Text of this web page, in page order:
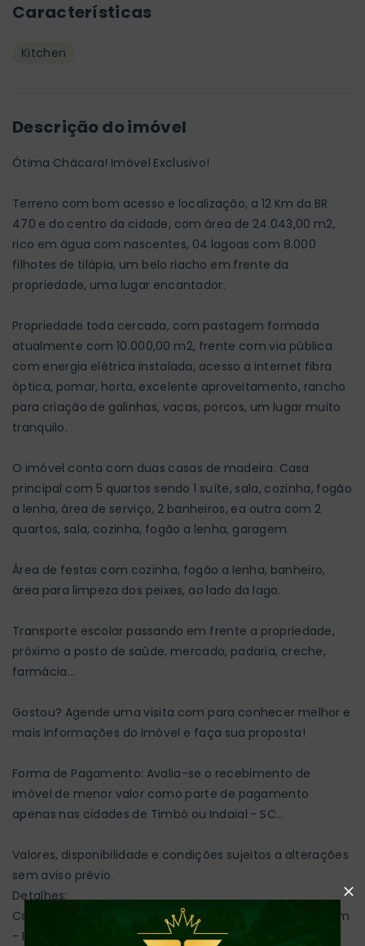
Características
Kitchen
Descrição do imóvel
Ótima Chácara! Imóvel Exclusivo!
Terreno com bom acesso e localização, a 12 Km da BR
470 e do centro da cidade, com área de 24.043,00 m2,
rico em água com nascentes, 04 lagoas com 8.000
filhotes de tilápia, um belo riacho em frente da
propriedade, uma lugar encantador.
Propriedade toda cercada, com pastagem formada
atualmente com 10.000,00 m2, frente com via pública
com energia elétrica instalada, acesso a internet fibra
óptica, pomar, horta, excelente aproveitamento, rancho
para criação de galinhas, vacas, porcos, um lugar muito
tranquilo.
O imóvel conta com duas casas de madeira. Casa
principal com 5 quartos sendo 1 suíte, sala, cozinha, fogão
a lenha, área de serviço, 2 banheiros, ea outra com 2
quartos, sala, cozinha, fogão a lenha, garagem.
Área de festas com cozinha, fogão a lenha, banheiro,
área para limpeza dos peixes, ao lado da lago.
Transporte escolar passando em frente a propriedade,
próximo a posto de saúde, mercado, padaria, creche,
farmácia...
Gostou? Agende uma visita com para conhecer melhor e
mais informações do imóvel e faça sua proposta!
Forma de Pagamento: Avalia-se o recebimento de
imóvel de menor valor como parte de pagamento
apenas nas cidades de Timbó ou Indaial - SC...
Valores, disponibilidade e condições sujeitos a alterações
sem aviso prévio.
Detalhes:
Conexão à internet - Energia Elétrica - Lagoa - Pastagem
- Rancho - Riacho -
REI DOS SÍTIOS